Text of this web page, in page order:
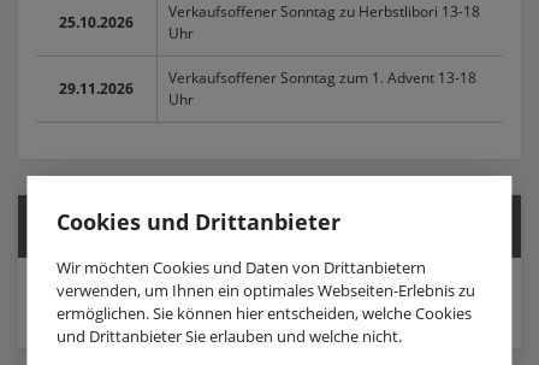
Cookies und Drittanbieter
Wir möchten Cookies und Daten von Drittanbietern
verwenden, um Ihnen ein optimales Webseiten-Erlebnis zu
ermöglichen. Sie können hier entscheiden, welche Cookies
und Drittanbieter Sie erlauben und welche nicht.
25.10.2026
Verkaufsoffener Sonntag zu Herbstlibori 13-18
Uhr
29.11.2026
Verkaufsoffener Sonntag zum 1. Advent 13-18
Uhr
Folge uns